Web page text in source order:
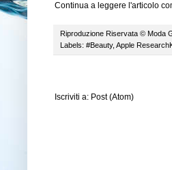
Continua a leggere l'articolo
Riproduzione Riservata © Moda
Labels: #Beauty, Apple
Iscriviti a: Post (Atom)